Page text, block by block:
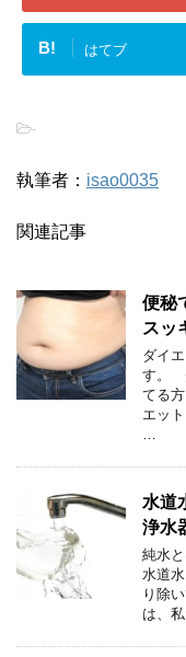
B! はてブ
-
執筆者： isao0035
関連記事
便秘
スッ
ダイ
す。
てる
エッ
…
水道
浄水
純水
水道
り除
は、